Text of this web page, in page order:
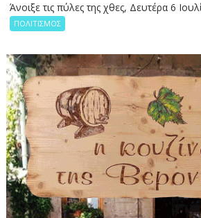
Άνοιξε τις πύλες της χθες, Δευτέρα 6
ΠΟΛΙΤΙΣΜΟΣ